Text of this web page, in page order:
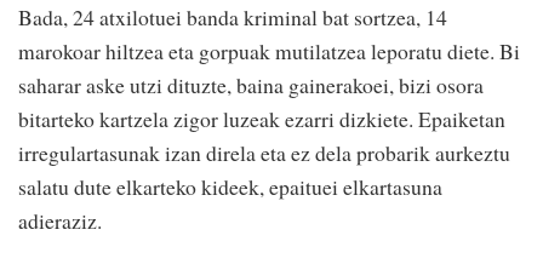
Bada, 24 atxilotuei banda kriminal bat sortzea, 14
marokoar hiltzea eta gorpuak mutilatzea leporatu diete. Bi
saharar aske utzi dituzte, baina gainerakoei, bizi osora
bitarteko kartzela zigor luzeak ezarri dizkiete. Epaiketan
irregulartasunak izan direla eta ez dela probarik aurkeztu
salatu dute elkarteko kideek, epaituei elkartasuna
adieraziz.